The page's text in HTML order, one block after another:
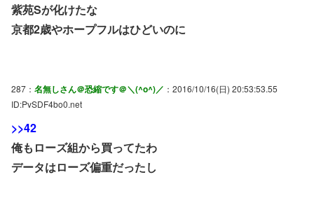
紫苑Sが化けたな
京都2歳やホープフルはひどいのに
287： 名無しさん＠恐縮です＠＼(^o^)／ ：2016/10/16(日) 20:53:53.55
ID:PvSDF4bo0.net
>>42
俺もローズ組から買ってたわ
データはローズ偏重だったし